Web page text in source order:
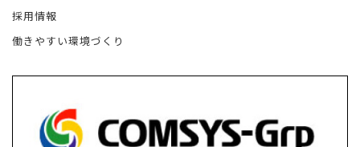
採用情報
働きやすい環境づくり